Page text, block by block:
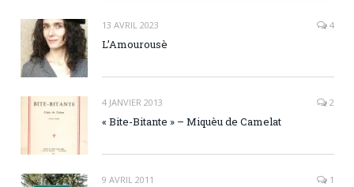
13 AVRIL 2023 4
L’Amourousè
4 JANVIER 2013 2
« Bite-Bitante » – Miquèu de Camelat
9 AVRIL 2011 1